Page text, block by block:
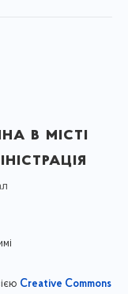
в місті
Creative Commons